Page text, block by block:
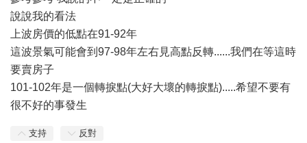
說說我的看法
上波房價的低點在91-92年
這波景氣可能會到97-98年左右見高點反轉......我們在等這時
要賣房子
101-102年是一個轉捩點(大好大壞的轉捩點).....希望不要有
很不好的事發生
支持 反對